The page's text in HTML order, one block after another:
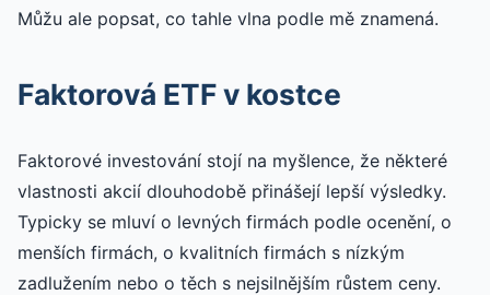
Můžu ale popsat, co tahle vlna podle mě znamená.
Faktorová ETF v kostce
Faktorové investování stojí na myšlence, že některé
vlastnosti akcií dlouhodobě přinášejí lepší výsledky.
Typicky se mluví o levných firmách podle ocenění, o
menších firmách, o kvalitních firmách s nízkým
zadlužením nebo o těch s nejsilnějším růstem ceny.